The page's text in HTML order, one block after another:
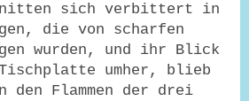
sich verbittert in
die von scharfen
wurden, und ihr Blick
umher, blieb
den Flammen der drei